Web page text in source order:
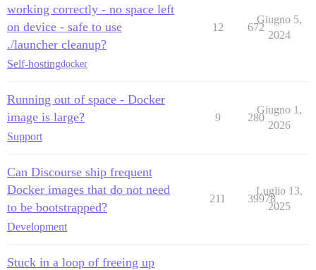
working correctly - no space left
on device - safe to use
./launcher cleanup?
Self-hostingdocker
12 672
Giugno 5,
2024
Running out of space - Docker
image is large?
Support
9 280
Giugno 1,
2026
Can Discourse ship frequent
Docker images that do not need
to be bootstrapped?
Development
211 39978
Luglio 13,
2025
Stuck in a loop of freeing up